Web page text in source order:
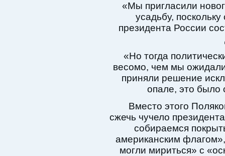
«Мы пригласили
усадьбу,
президента России
«Но тогда
весомо, чем мы
приняли решение
опале, это было
Вместо этого
сжечь чучело
собираемся
американским
могли мириться» с